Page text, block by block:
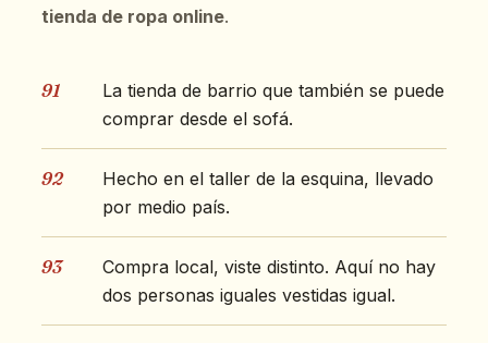
tienda de ropa online.
91
La tienda de barrio que también se puede
comprar desde el sofá.
92
Hecho en el taller de la esquina, llevado
por medio país.
93
Compra local, viste distinto. Aquí no hay
dos personas iguales vestidas igual.